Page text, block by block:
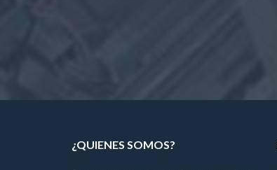
¿QUIENES SOMOS?